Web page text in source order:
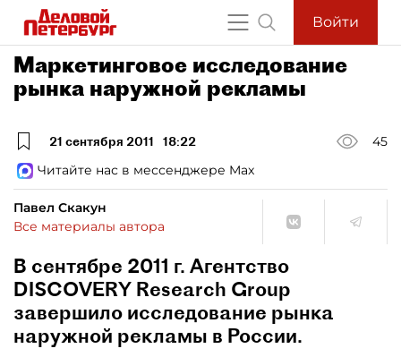
Войти
Маркетинговое исследование
рынка наружной рекламы
21 сентября 2011 18:22
45
Читайте нас в мессенджере Max
Павел Скакун
Все материалы автора
В сентябре 2011 г. Агентство
DISCOVERY Research Group
завершило исследование рынка
наружной рекламы в России.